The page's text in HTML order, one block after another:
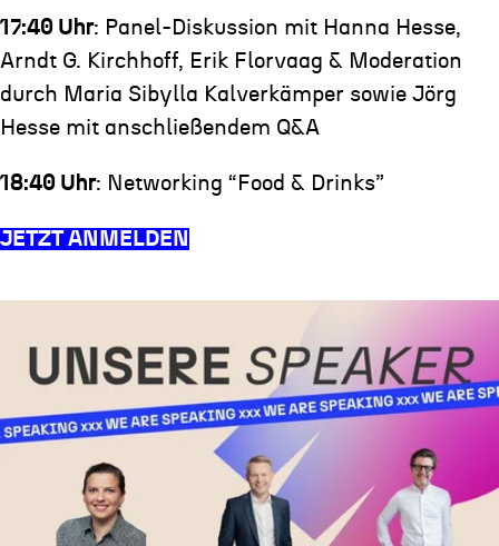
17:40 Uhr: Panel-Diskussion mit Hanna Hesse,
Arndt G. Kirchhoff, Erik Florvaag & Moderation
durch Maria Sibylla Kalverkämper sowie Jörg
Hesse mit anschließendem Q&A
18:40 Uhr: Networking “Food & Drinks”
JETZT ANMELDEN